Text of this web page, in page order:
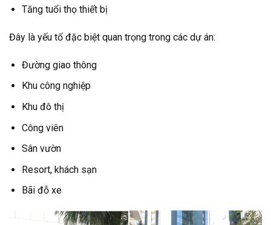
Tăng tuổi thọ thiết bị
Đây là yếu tố đặc biệt quan trọng trong các dự án:
Đường giao thông
Khu công nghiệp
Khu đô thị
Công viên
Sân vườn
Resort, khách sạn
Bãi đỗ xe